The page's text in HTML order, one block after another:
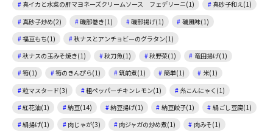
真イカと水菜の肝マヨネーズクリームソース フェデリーニ(1)
真砂子和え(1)
真砂子炒め(2)
磯部巻き(1) 磯部揚げ(1)
磯風味(1)
福豆もち(1)
秋ナスとアンチョビーのグラタン(1)
秋ナスの玉みそ焼き(1)
秋刀魚(1) 秋野菜(1)
竜田揚げ(1)
筍(1)
筍のきんぴら(1) 筑前煮(1) 簡単(1)
米(1)
粒マスタード(3)
粗ペッパーチキンレモン(1)
糸こんにゃく(1)
紅花油(1)
納豆(14) 納豆揚げ(1) 納豆餃子(1)
絹ごし豆腐(1)
絹揚げ(1)
肉じゃが(3) 肉ジャガの炒め煮(1)
肉みそ(1)